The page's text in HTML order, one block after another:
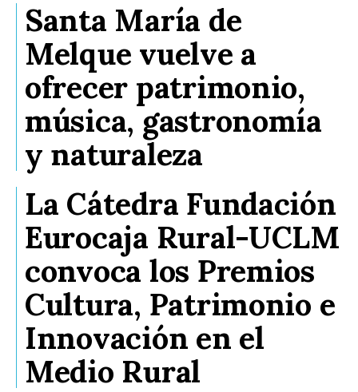
Santa María de
Melque vuelve a
ofrecer patrimonio,
música, gastronomía
y naturaleza
La Cátedra Fundación
Eurocaja Rural-UCLM
convoca los Premios
Cultura, Patrimonio e
Innovación en el
Medio Rural